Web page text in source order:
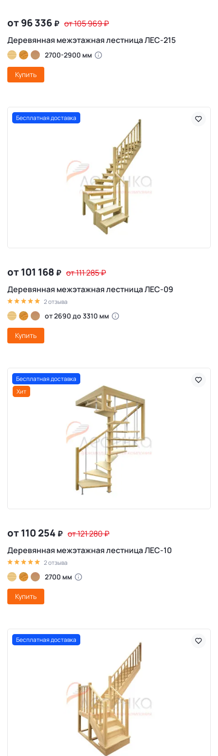
от 96 336 ₽ от 105 969₽
Деревянная межэтажная лестница ЛЕС-215
2700-2900 мм
Купить
Бесплатная доставка
от 101 168 ₽ от 111 285₽
Деревянная межэтажная лестница ЛЕС-09
2 отзыва
от 2690 до 3310 мм
Купить
Бесплатная доставка
Хит
от 110 254 ₽ от 121 280₽
Деревянная межэтажная лестница ЛЕС-10
2 отзыва
2700 мм
Купить
Бесплатная доставка